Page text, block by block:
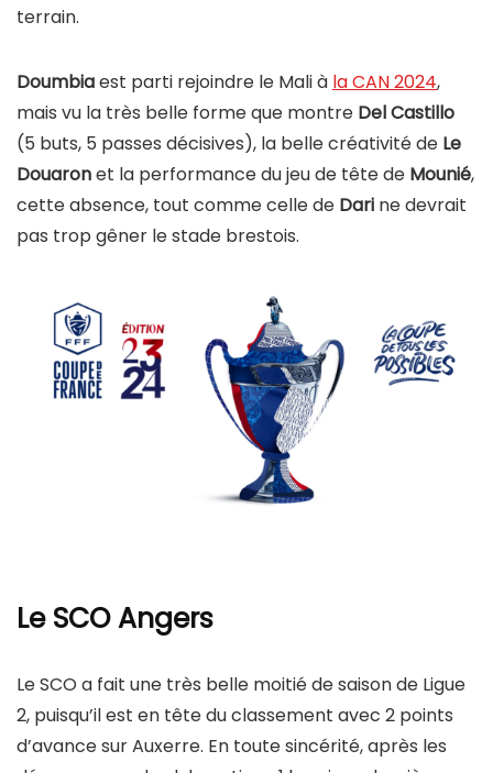
terrain.
Doumbiaest parti rejoindre le Mali à la CAN 2024,
mais vu la très belle forme que montre Del Castillo
(5 buts, 5 passes décisives), la belle créativité de Le
Douaronet la performance du jeu de tête de Mounié,
cette absence, tout comme celle de Dari ne devrait
pas trop gêner le stade brestois.
Le SCO Angers
Le SCO a fait une très belle moitié de saison de Ligue
2, puisqu’il est en tête du classement avec 2 points
d’avance sur Auxerre. En toute sincérité, après les